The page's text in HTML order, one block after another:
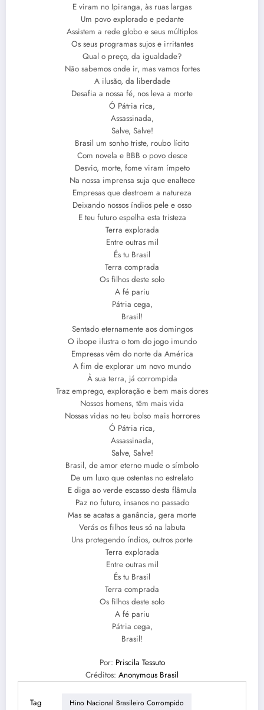
E viram no Ipiranga, às ruas largas
Um povo explorado e pedante
Assistem a rede globo e seus múltiplos
Os seus programas sujos e irritantes
Qual o preço, da igualdade?
Não sabemos onde ir, mas vamos fortes
A ilusão, da liberdade
Desafia a nossa fé, nos leva a morte
Ó Pátria rica,
Assassinada,
Salve, Salve!
Brasil um sonho triste, roubo lícito
Com novela e BBB o povo desce
Desvio, morte, fome viram ímpeto
Na nossa imprensa suja que enaltece
Empresas que destroem a natureza
Deixando nossos índios pele e osso
E teu futuro espelha esta tristeza
Terra explorada
Entre outras mil
És tu Brasil
Terra comprada
Os filhos deste solo
A fé pariu
Pátria cega,
Brasil!
Sentado eternamente aos domingos
O ibope ilustra o tom do jogo imundo
Empresas vêm do norte da América
A fim de explorar um novo mundo
À sua terra, já corrompida
Traz emprego, exploração e bem mais dores
Nossos homens, têm mais vida
Nossas vidas no teu bolso mais horrores
Ó Pátria rica,
Assassinada,
Salve, Salve!
Brasil, de amor eterno mude o símbolo
De um luxo que ostentas no estrelato
E diga ao verde escasso desta flâmula
Paz no futuro, insanos no passado
Mas se acatas a ganância, gera morte
Verás os filhos teus só na labuta
Uns protegendo índios, outros porte
Terra explorada
Entre outras mil
És tu Brasil
Terra comprada
Os filhos deste solo
A fé pariu
Pátria cega,
Brasil!
Por: Priscila Tessuto
Créditos: Anonymous Brasil
Tag Hino Nacional Brasileiro Corrompido